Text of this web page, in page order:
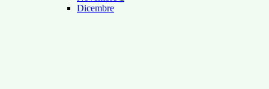
Dicembre